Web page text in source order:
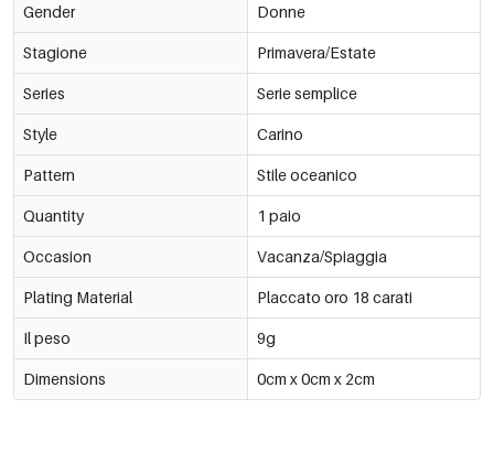
Gender Donne
Stagione Primavera/Estate
Series Serie semplice
Style Carino
Pattern Stile oceanico
Quantity 1 paio
Occasion Vacanza/Spiaggia
Plating Material Placcato oro 18 carati
Il peso 9g
Dimensions 0cm x 0cm x 2cm